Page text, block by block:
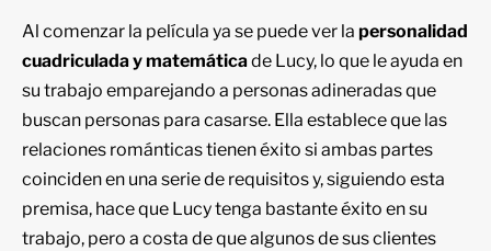
Al comenzar la película ya se puede ver la personalidad
cuadriculada y matemáticade Lucy, lo que le ayuda en
su trabajo emparejando a personas adineradas que
buscan personas para casarse. Ella establece que las
relaciones románticas tienen éxito si ambas partes
coinciden en una serie de requisitos y, siguiendo esta
premisa, hace que Lucy tenga bastante éxito en su
trabajo, pero a costa de que algunos de sus clientes